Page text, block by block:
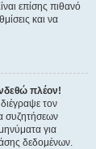
επίσης πιθανό
και να
πλέον!
τον
συζητήσεων
για
δεδομένων.